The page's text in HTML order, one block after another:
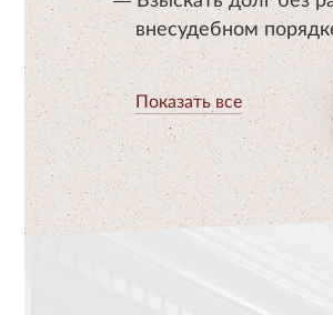
внесудебном
Показать все